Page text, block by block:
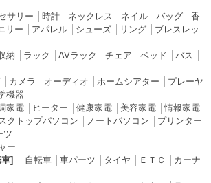
サリー 時計│ ネックレス ネイル│ バッグ│ 香
リー アパレル│ シューズ│ リング│ ブレスレッ
納 ラック AVラック チェア ベッド バス
│ カメラ オーディオ ホームシアター
プレーヤ
機器
家電│ ヒーター 健康家電│ 美容家電│情報家電
クトップパソコン ノートパソコン
プリンター
ツ
ー
]
自転車│ 車パーツ タイヤ ＥＴＣ
カーナ